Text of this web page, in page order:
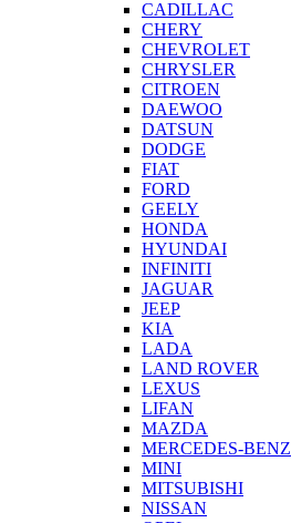
CADILLAC
CHERY
CHEVROLET
CHRYSLER
CITROEN
DAEWOO
DATSUN
DODGE
FIAT
FORD
GEELY
HONDA
HYUNDAI
INFINITI
JAGUAR
JEEP
KIA
LADA
LAND ROVER
LEXUS
LIFAN
MAZDA
MERCEDES-BENZ
MINI
MITSUBISHI
NISSAN